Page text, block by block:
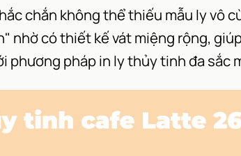
chắn không thể thiếu mẫu ly vô
nhờ có thiết kế vát miệng rộng,
phương phápin ly thủy tinhđa sắc